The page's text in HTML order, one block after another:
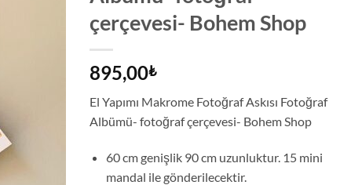
çerçevesi- Bohem Shop
895,00₺
El Yapımı Makrome Fotoğraf Askısı Fotoğraf
Albümü- fotoğraf çerçevesi- Bohem Shop
60 cm genişlik 90 cm uzunluktur. 15 mini
mandal ile gönderilecektir.